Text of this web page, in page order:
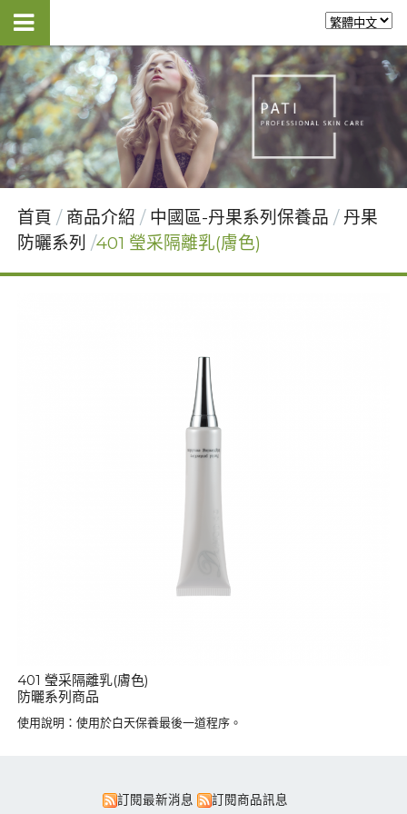
首頁 商品介紹 中國區-丹果系列保養品
丹果
防曬系列
401 瑩采隔離乳(膚色)
401 瑩采隔離乳(膚色)
防曬系列商品
使用說明：使用於白天保養最後一道程序。
訂閱最新消息 訂閱商品訊息